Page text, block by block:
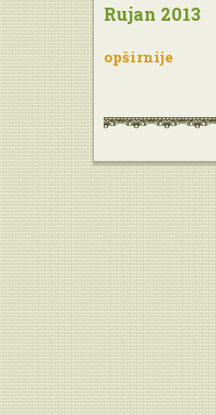
Rujan 2013
opširnije